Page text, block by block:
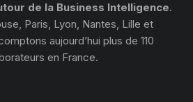
de la Business Intelligence.
Paris, Lyon, Nantes, Lille et
aujourd’hui plus de 110
en France.